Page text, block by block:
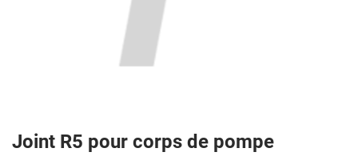
Joint R5 pour corps de pompe